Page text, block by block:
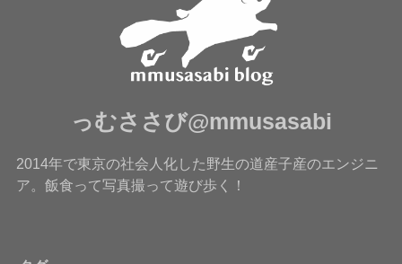
っむささび@mmusasabi
2014年で東京の社会人化した野生の道産子産のエンジニ
ア。飯食って写真撮って遊び歩く！